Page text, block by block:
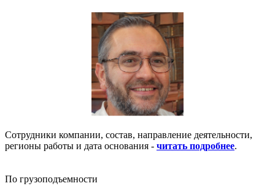
Сотрудники компании, состав, направление деятельности,
регионы работы и дата основания - читать подробнее.
По грузоподъемности